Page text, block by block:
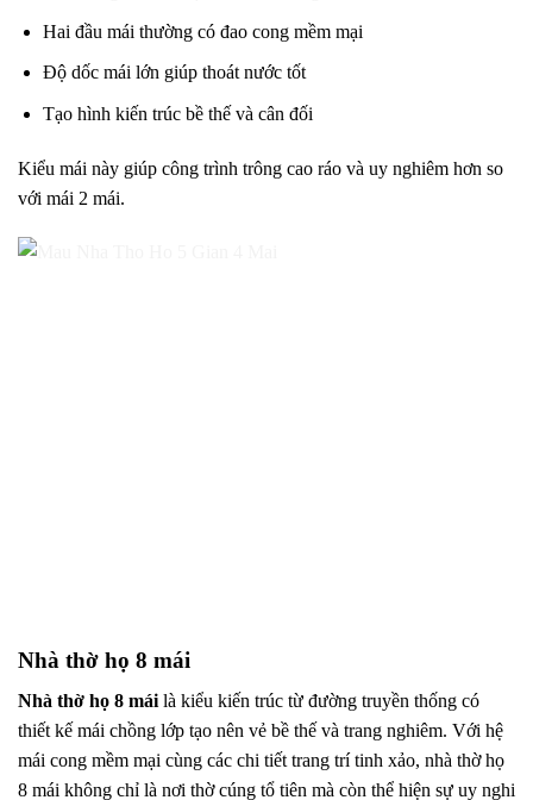
Hai đầu mái thường có đao cong mềm mại
Độ dốc mái lớn giúp thoát nước tốt
Tạo hình kiến trúc bề thế và cân đối
Kiểu mái này giúp công trình trông cao ráo và uy nghiêm hơn so
với mái 2 mái.
Nhà thờ họ 8 mái
Nhà thờ họ 8 máilà kiểu kiến trúc từ đường truyền thống có
thiết kế mái chồng lớp tạo nên vẻ bề thế và trang nghiêm. Với hệ
mái cong mềm mại cùng các chi tiết trang trí tinh xảo, nhà thờ họ
8 mái không chỉ là nơi thờ cúng tổ tiên mà còn thể hiện sự uy nghi